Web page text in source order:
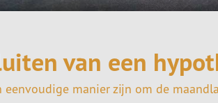
van een
manier zijn om de